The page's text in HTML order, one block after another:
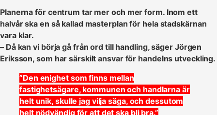
Planerna för centrum tar mer och mer form. Inom ett
halvår ska en så kallad masterplan för hela stadskärnan
vara klar.
– Då kan vi börja gå från ord till handling, säger Jörgen
Eriksson, som har särskilt ansvar för handelns utveckling.
”Den enighet som finns mellan
fastighetsägare, kommunen och handlarna är
helt unik, skulle jag vilja säga, och dessutom
helt nödvändig för att det ska bli bra.”